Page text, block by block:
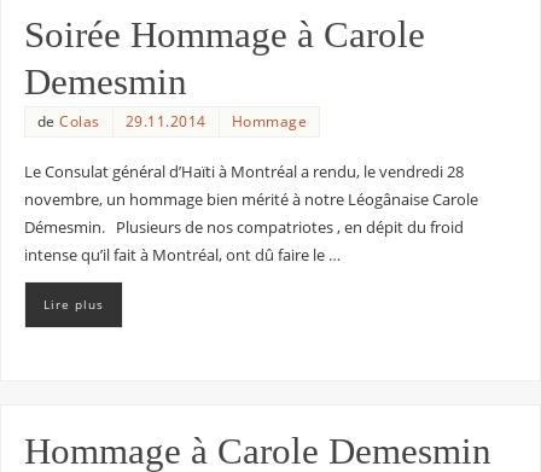
Soirée Hommage à Carole
Demesmin
deColas 29.11.2014 Hommage
Le Consulat général d’Haïti à Montréal a rendu, le vendredi 28
novembre, un hommage bien mérité à notre Léogânaise Carole
Démesmin. Plusieurs de nos compatriotes , en dépit du froid
intense qu’il fait à Montréal, ont dû faire le …
Lire plus
Hommage à Carole Demesmin